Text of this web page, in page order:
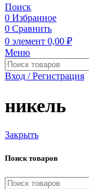
Поиск
0 Избранное
0 Сравнить
0 элемент 0,00 ₽
Меню
Вход / Регистрация
никель
Закрыть
Поиск товаров